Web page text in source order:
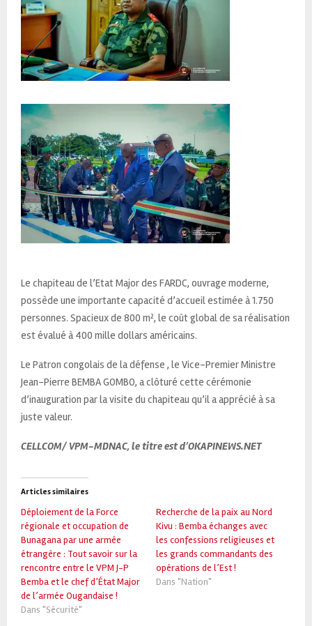
Le chapiteau de l’Etat Major des FARDC, ouvrage moderne,
possède une importante capacité d’accueil estimée à 1.750
personnes. Spacieux de 800 m², le coût global de sa réalisation
est évalué à 400 mille dollars américains.
Le Patron congolais de la défense , le Vice-Premier Ministre
Jean-Pierre BEMBA GOMBO, a clôturé cette cérémonie
d’inauguration par la visite du chapiteau qu’il a apprécié à sa
juste valeur.
CELLCOM/ VPM-MDNAC, le titre est d’OKAPINEWS.NET
Articles similaires
Déploiement de la Force
régionale et occupation de
Bunagana par une armée
étrangère : Tout savoir sur la
rencontre entre le VPM J-P
Bemba et le chef d’État Major
de l’armée Ougandaise !
Dans "Sécurité"
Recherche de la paix au Nord
Kivu : Bemba échanges avec
les confessions religieuses et
les grands commandants des
opérations de l’Est !
Dans "Nation"